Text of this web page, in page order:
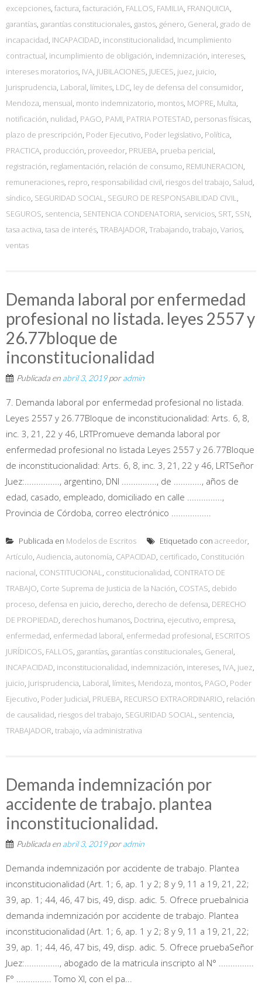
excepciones, factura, facturación, FALLOS, FAMILIA, FRANQUICIA,
garantías, garantías constitucionales, gastos, género, General, grado de
incapacidad, INCAPACIDAD, inconstitucionalidad, Incumplimiento
contractual, incumplimiento de obligación, indemnización, intereses,
intereses moratorios, IVA, JUBILACIONES, JUECES, juez, juicio,
Jurisprudencia, Laboral, límites, LDC, ley de defensa del consumidor,
Mendoza, mensual, monto indemnizatorio, montos, MOPRE, Multa,
notificación, nulidad, PAGO, PAMI, PATRIA POTESTAD, personas físicas,
plazo de prescripción, Poder Ejecutivo, Poder legislativo, Política,
PRACTICA, producción, proveedor, PRUEBA, prueba pericial,
registración, reglamentación, relación de consumo, REMUNERACION,
remuneraciones, repro, responsabilidad civil, riesgos del trabajo, Salud,
síndico, SEGURIDAD SOCIAL, SEGURO DE RESPONSABILIDAD CIVIL,
SEGUROS, sentencia, SENTENCIA CONDENATORIA, servicios, SRT, SSN,
tasa activa, tasa de interés, TRABAJADOR, Trabajando, trabajo, Varios,
ventas
Demanda laboral por enfermedad
profesional no listada. leyes 2557 y
26.77bloque de
inconstitucionalidad
Publicada en abril 3, 2019poradmin
7. Demanda laboral por enfermedad profesional no listada.
Leyes 2557 y 26.77Bloque de inconstitucionalidad: Arts. 6, 8,
inc. 3, 21, 22 y 46, LRTPromueve demanda laboral por
enfermedad profesional no listada Leyes 2557 y 26.77Bloque
de inconstitucionalidad: Arts. 6, 8, inc. 3, 21, 22 y 46, LRTSeñor
Juez:..............., argentino, DNI ..............., de ............, años de
edad, casado, empleado, domiciliado en calle ...............,
Provincia de Córdoba, correo electrónico .................
Publicada en Modelos de Escritos Etiquetado con acreedor,
Artículo, Audiencia, autonomía, CAPACIDAD, certificado, Constitución
nacional, CONSTITUCIONAL, constitucionalidad, CONTRATO DE
TRABAJO, Corte Suprema de Justicia de la Nación, COSTAS, debido
proceso, defensa en juicio, derecho, derecho de defensa, DERECHO
DE PROPIEDAD, derechos humanos, Doctrina, ejecutivo, empresa,
enfermedad, enfermedad laboral, enfermedad profesional, ESCRITOS
JURÍDICOS, FALLOS, garantías, garantías constitucionales, General,
INCAPACIDAD, inconstitucionalidad, indemnización, intereses, IVA, juez,
juicio, Jurisprudencia, Laboral, límites, Mendoza, montos, PAGO, Poder
Ejecutivo, Poder Judicial, PRUEBA, RECURSO EXTRAORDINARIO, relación
de causalidad, riesgos del trabajo, SEGURIDAD SOCIAL, sentencia,
TRABAJADOR, trabajo, vía administrativa
Demanda indemnización por
accidente de trabajo. plantea
inconstitucionalidad.
Publicada en abril 3, 2019poradmin
Demanda indemnización por accidente de trabajo. Plantea
inconstitucionalidad (Art. 1; 6, ap. 1 y 2; 8 y 9, 11 a 19, 21, 22;
39, ap. 1; 44, 46, 47 bis, 49, disp. adic. 5. Ofrece pruebaInicia
demanda indemnización por accidente de trabajo. Plantea
inconstitucionalidad (Art. 1; 6, ap. 1 y 2; 8 y 9, 11 a 19, 21, 22;
39, ap. 1; 44, 46, 47 bis, 49, disp. adic. 5. Ofrece pruebaSeñor
Juez:..............., abogado de la matricula inscripto al N° ...............
F° ............... Tomo XI, con el pa...